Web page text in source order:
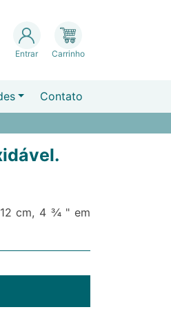
Entrar Carrinho
Contato
cm, 4 ¾ " em